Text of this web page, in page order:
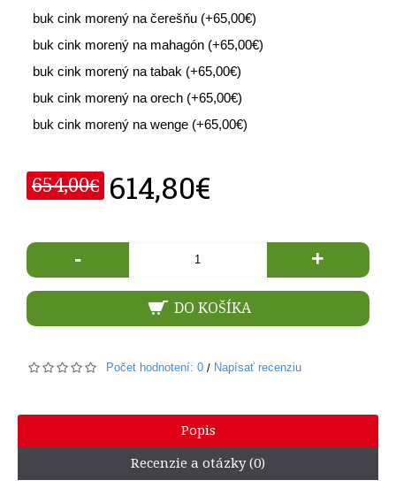
buk cink morený na čerešňu (+65,00€)
buk cink morený na mahagón (+65,00€)
buk cink morený na tabak (+65,00€)
buk cink morený na orech (+65,00€)
buk cink morený na wenge (+65,00€)
654,00€ 614,80€
- +
DO KOŠÍKA
Počet hodnotení: 0 / Napísať recenziu
Popis
Recenzie a otázky (0)